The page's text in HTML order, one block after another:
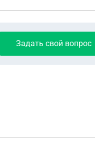
Задать свой вопрос